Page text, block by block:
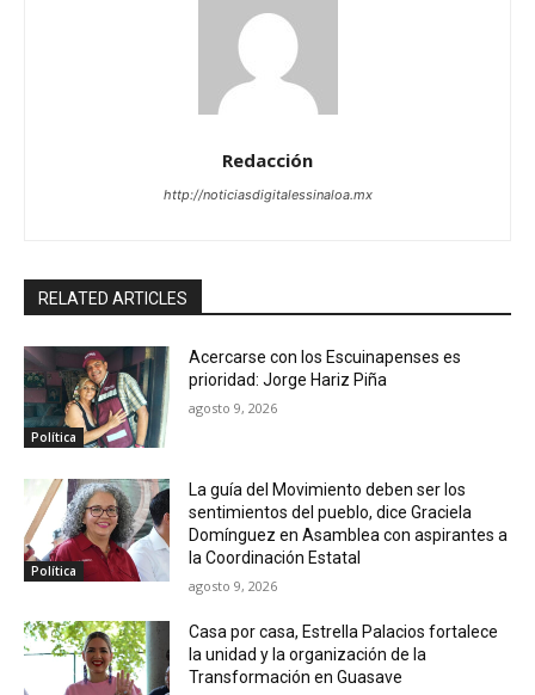
Redacción
http://noticiasdigitalessinaloa.mx
RELATED ARTICLES
Política
Acercarse con los Escuinapenses es
prioridad: Jorge Hariz Piña
agosto 9, 2026
Política
La guía del Movimiento deben ser los
sentimientos del pueblo, dice Graciela
Domínguez en Asamblea con aspirantes a
la Coordinación Estatal
agosto 9, 2026
Casa por casa, Estrella Palacios fortalece
la unidad y la organización de la
Transformación en Guasave